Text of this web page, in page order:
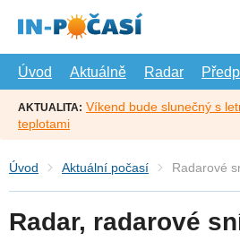
hlavní
Úvod
Aktuálně Radar
AKTUALITA: Víkend bude slunečný s
teplotami
Úvod Aktuální počasí Radarové
Radar, radarové